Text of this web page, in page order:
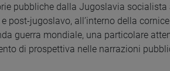
pubbliche dalla Jugoslavia
jugoslavo, all’interno della
guerra mondiale, una particolare
di prospettiva nelle narrazioni